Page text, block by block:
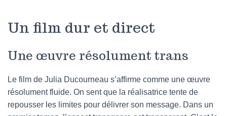
Un film dur et direct
Une œuvre résolument trans
Le film de Julia Ducourneau s’affirme comme une œuvre
résolument fluide. On sent que la réalisatrice tente de
repousser les limites pour délivrer son message. Dans un